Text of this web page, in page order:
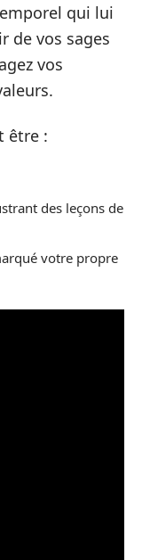
qui lui
de vos sages
vos
être :
des leçons de
votre propre